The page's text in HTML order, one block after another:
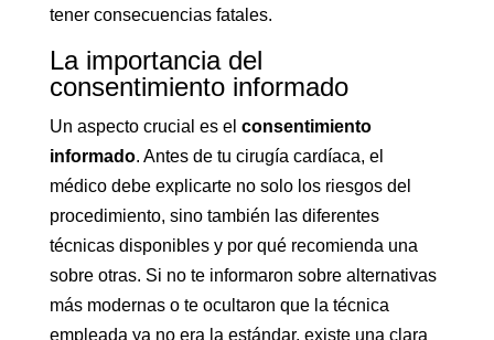
tener consecuencias fatales.
La importancia del
consentimiento informado
Un aspecto crucial es el consentimiento
informado. Antes de tu cirugía cardíaca, el
médico debe explicarte no solo los riesgos del
procedimiento, sino también las diferentes
técnicas disponibles y por qué recomienda una
sobre otras. Si no te informaron sobre alternativas
más modernas o te ocultaron que la técnica
empleada ya no era la estándar, existe una clara